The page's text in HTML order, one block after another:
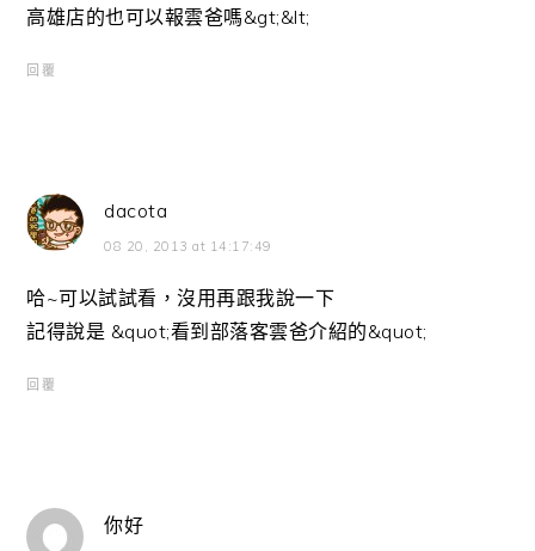
高雄店的也可以報雲爸嗎&gt;&lt;
回覆
dacota
08 20, 2013 at 14:17:49
哈~可以試試看，沒用再跟我說一下
記得說是 &quot;看到部落客雲爸介紹的&quot;
回覆
你好